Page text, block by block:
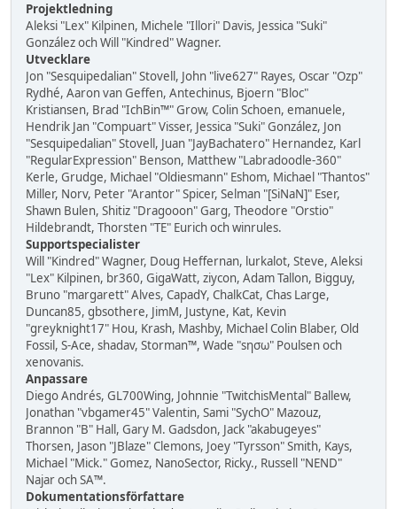
Projektledning
Aleksi "Lex" Kilpinen, Michele "Illori" Davis, Jessica "Suki"
González och Will "Kindred" Wagner.
Utvecklare
Jon "Sesquipedalian" Stovell, John "live627" Rayes, Oscar "Ozp"
Rydhé, Aaron van Geffen, Antechinus, Bjoern "Bloc"
Kristiansen, Brad "IchBin™" Grow, Colin Schoen, emanuele,
Hendrik Jan "Compuart" Visser, Jessica "Suki" González, Jon
"Sesquipedalian" Stovell, Juan "JayBachatero" Hernandez, Karl
"RegularExpression" Benson, Matthew "Labradoodle-360"
Kerle, Grudge, Michael "Oldiesmann" Eshom, Michael "Thantos"
Miller, Norv, Peter "Arantor" Spicer, Selman "[SiNaN]" Eser,
Shawn Bulen, Shitiz "Dragooon" Garg, Theodore "Orstio"
Hildebrandt, Thorsten "TE" Eurich och winrules.
Supportspecialister
Will "Kindred" Wagner, Doug Heffernan, lurkalot, Steve, Aleksi
"Lex" Kilpinen, br360, GigaWatt, ziycon, Adam Tallon, Bigguy,
Bruno "margarett" Alves, CapadY, ChalkCat, Chas Large,
Duncan85, gbsothere, JimM, Justyne, Kat, Kevin
"greyknight17" Hou, Krash, Mashby, Michael Colin Blaber, Old
Fossil, S-Ace, shadav, Storman™, Wade "sησω" Poulsen och
xenovanis.
Anpassare
Diego Andrés, GL700Wing, Johnnie "TwitchisMental" Ballew,
Jonathan "vbgamer45" Valentin, Sami "SychO" Mazouz,
Brannon "B" Hall, Gary M. Gadsdon, Jack "akabugeyes"
Thorsen, Jason "JBlaze" Clemons, Joey "Tyrsson" Smith, Kays,
Michael "Mick." Gomez, NanoSector, Ricky., Russell "NEND"
Najar och SA™.
Dokumentationsförfattare